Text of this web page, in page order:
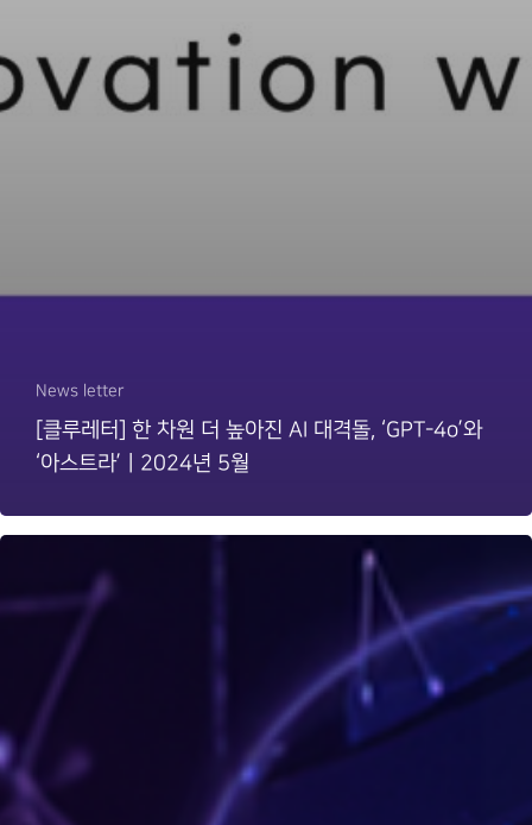
News letter
[클루레터] 한 차원 더 높아진 AI 대격돌, ‘GPT-4o’와
‘아스트라’ㅣ2024년 5월